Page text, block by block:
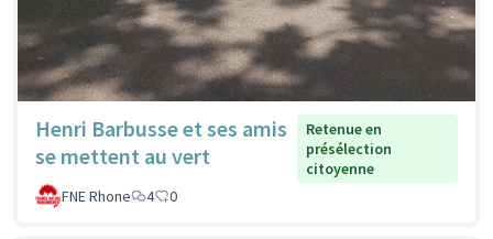
Henri Barbusse et ses amis
se mettent au vert
Retenue en
présélection
citoyenne
FNE Rhone
4 0